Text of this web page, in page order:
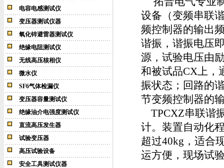
电容电感测试仪
变压器测试仪器
氧化锌避雷器测试仪
绝缘电阻测试仪
无线高压核相仪
微水仪
SF6气体检漏仪
变压器容量测试仪
绝缘油介电强度测试仪
直流高压发生器
试验变压器
高压试验设备
安全工具测试仪器
设备（变频串联
频控制器的输出
谐振，谐振电压
源，试验电压由
和被试品CX上，
振状态；回路的
节变频控制器的
TPCXZ串联谐
计。装置自动化
超过40kg，适合
运方便，现场试